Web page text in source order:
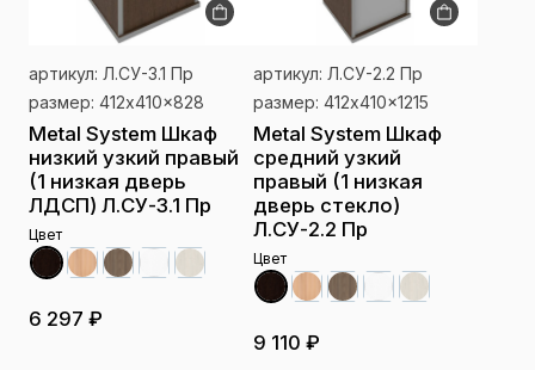
артикул: Л.СУ-3.1 Пр
размер: 412x410x828
Metal System Шкаф
низкий узкий правый
(1 низкая дверь
ЛДСП) Л.СУ-3.1 Пр
Цвет
6 297 ₽
артикул: Л.СУ-2.2 Пр
размер: 412x410x1215
Metal System Шкаф
средний узкий
правый (1 низкая
дверь стекло)
Л.СУ-2.2 Пр
Цвет
9 110 ₽